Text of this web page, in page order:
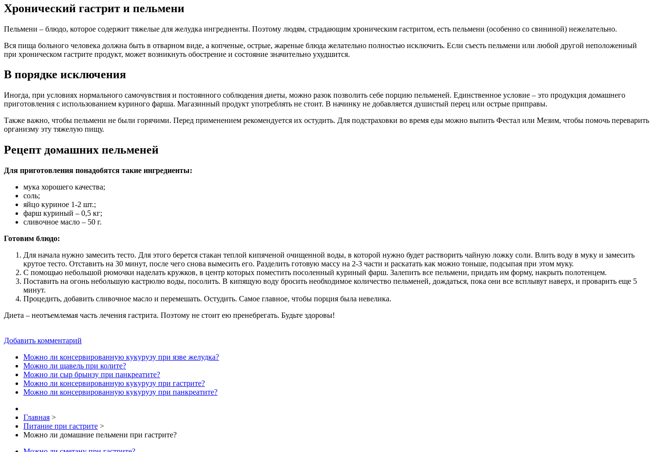
Хронический гастрит и пельмени
Пельмени – блюдо, которое содержит тяжелые для желудка ингредиенты. Поэтому людям, страдающим хроническим гастритом, есть пельмени (особенно со свининой) нежелательно.
Вся пища больного человека должна быть в отварном виде, а копченые, острые, жареные блюда желательно полностью исключить. Если съесть пельмени или любой другой неположенный
при хроническом гастрите продукт, может возникнуть обострение и состояние значительно ухудшится.
В порядке исключения
Иногда, при условиях нормального самочувствия и постоянного соблюдения диеты, можно разок позволить себе порцию пельменей. Единственное условие – это продукция домашнего
приготовления с использованием куриного фарша. Магазинный продукт употреблять не стоит. В начинку не добавляется душистый перец или острые приправы.
Также важно, чтобы пельмени не были горячими. Перед применением рекомендуется их остудить. Для подстраховки во время еды можно выпить Фестал или Мезим, чтобы помочь переварить
организму эту тяжелую пищу.
Рецепт домашних пельменей
Для приготовления понадобятся такие ингредиенты:
мука хорошего качества;
соль;
яйцо куриное 1-2 шт.;
фарш куриный – 0,5 кг;
сливочное масло – 50 г.
Готовим блюдо:
Для начала нужно замесить тесто. Для этого берется стакан теплой кипяченой очищенной воды, в которой нужно будет растворить чайную ложку соли. Влить воду в муку и замесить
крутое тесто. Отставить на 30 минут, после чего снова вымесить его. Разделить готовую массу на 2-3 части и раскатать как можно тоньше, подсыпая при этом муку.
С помощью небольшой рюмочки наделать кружков, в центр которых поместить посоленный куриный фарш. Залепить все пельмени, придать им форму, накрыть полотенцем.
Поставить на огонь небольшую кастрюлю воды, посолить. В кипящую воду бросить необходимое количество пельменей, дождаться, пока они все всплывут наверх, и проварить еще 5
минут.
Процедить, добавить сливочное масло и перемешать. Остудить. Самое главное, чтобы порция была невелика.
Диета – неотъемлемая часть лечения гастрита. Поэтому не стоит ею пренебрегать. Будьте здоровы!
Добавить комментарий
Можно ли консервированную кукурузу при язве желудка?
Можно ли щавель при колите?
Можно ли сыр брынзу при панкреатите?
Можно ли консервированную кукурузу при гастрите?
Можно ли консервированную кукурузу при панкреатите?
Главная >
Питание при гастрите >
Можно ли домашние пельмени при гастрите?